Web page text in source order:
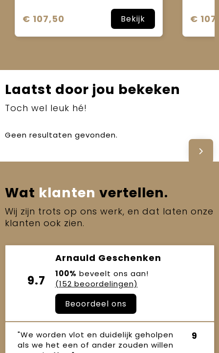
€ 107,50 Bekijk €
Laatst door jou bekeken
Toch wel leuk hé!
Geen resultaten gevonden.
Wat klanten vertellen.
Wij zijn trots op ons werk, en dat laten onze
klanten ook zien.
9.7
Arnauld Geschenken
100% beveelt ons aan!
(152 beoordelingen)
Beoordeel ons
"We worden vlot en duidelijk geholpen
als we het een of ander zouden willen
9